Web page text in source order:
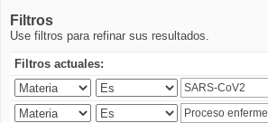
Filtros
Use filtros para refinar sus resultados.
Filtros actuales: